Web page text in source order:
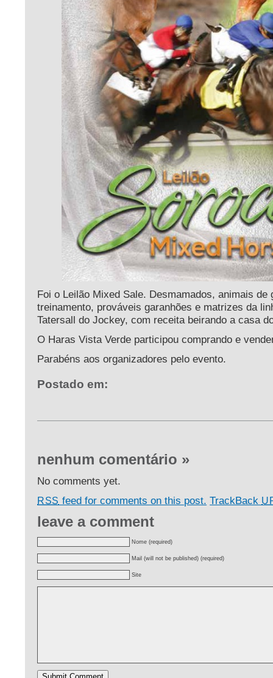
Foi o Leilão Mixed Sale. Desmamados, animais de
treinamento, prováveis garanhões e matrizes da
Tatersall do Jockey, com receita beirando a casa
O Haras Vista Verde participou comprando e
Parabéns aos organizadores pelo evento.
Postado em:
nenhum comentário »
No comments yet.
RSS feed for comments on this post. TrackBack
leave a comment
Nome (required)
Mail (will not be published) (required)
Site